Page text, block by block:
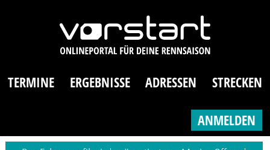
TERMINE ERGEBNISSE ADRESSEN STRECKEN
ANMELDEN